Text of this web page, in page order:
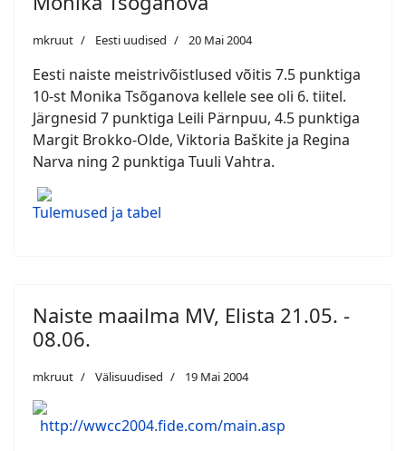
mkruut Eesti uudised 20 Mai 2004
Eesti naiste meistrivõistlused võitis 7.5 punktiga
10-st Monika Tsõganova kellele see oli 6. tiitel.
Järgnesid 7 punktiga Leili Pärnpuu, 4.5 punktiga
Margit Brokko-Olde, Viktoria Baškite ja Regina
Narva ning 2 punktiga Tuuli Vahtra.
Tulemused ja tabel
Naiste maailma MV, Elista 21.05. -
08.06.
mkruut Välisuudised 19 Mai 2004
http://wwcc2004.fide.com/main.asp